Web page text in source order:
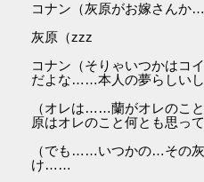
コナン（灰原がお嫁さんか
灰原（zzz
コナン（そりゃいつかはコ
だよな……本人の夢らしいし
（オレは……蘭がオレのこ
原はオレのこと何とも思っ
（でも……いつかの…その
け……